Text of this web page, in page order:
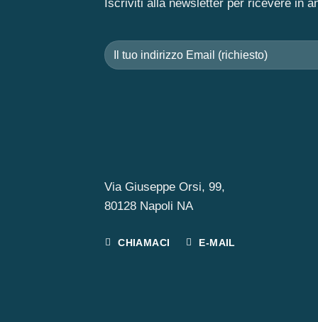
Iscriviti alla newsletter per ricevere in
Via Giuseppe Orsi, 99,
80128 Napoli NA
CHIAMACI E-MAIL